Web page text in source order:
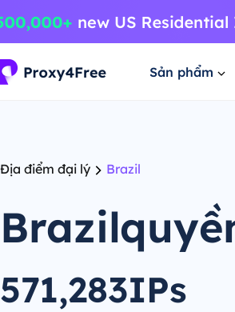
Sản phẩm
Địa điểm đại lý Brazil
571,283IPs